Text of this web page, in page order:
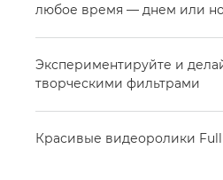
любое время — днем или
Экспериментируйте и
творческими фильтрами
Красивые видеоролики